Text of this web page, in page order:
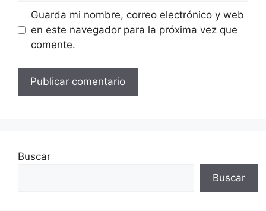
Guarda mi nombre, correo electrónico y web
en este navegador para la próxima vez que
comente.
Buscar
Buscar